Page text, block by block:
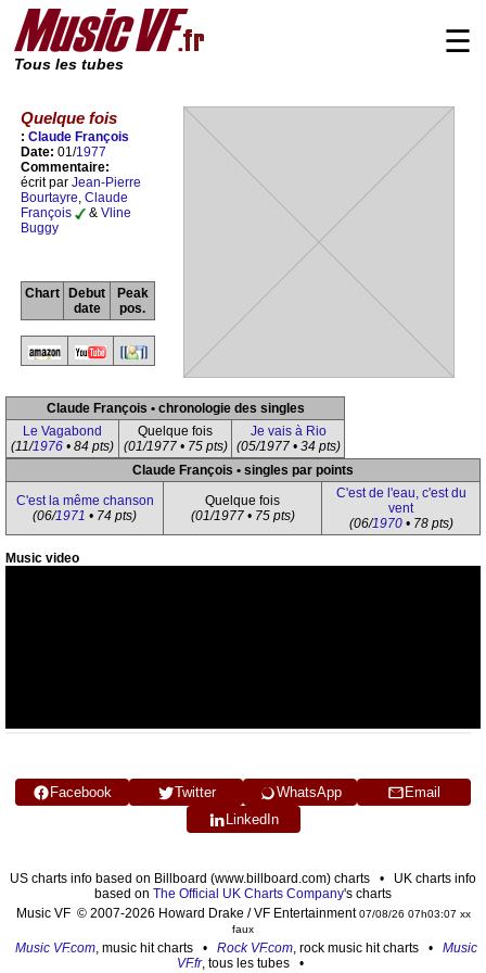
Tous les tubes
☰
Quelque fois
: Claude François
Date: 01/1977
Commentaire:
écrit par Jean-Pierre
Bourtayre, Claude
François
& Vline
Buggy
Chart
Debut
date
Peak
pos.
Claude François • chronologie des singles
Le Vagabond
(11/1976 • 84 pts)
Quelque fois
(01/1977 • 75 pts)
Je vais à Rio
(05/1977 • 34 pts)
Claude François • singles par points
C'est la même chanson
(06/1971 • 74 pts)
Quelque fois
(01/1977 • 75 pts)
C'est de l'eau, c'est du
vent
(06/1970• 78 pts)
Music video
Facebook Twitter WhatsApp
Email
LinkedIn
US charts info based on Billboard (www.billboard.com) charts • UK charts info
based on The Official UK Charts Company's charts
Music VF © 2007-2026 Howard Drake / VF Entertainment07/08/26 07h03:07 xx
faux
Music VF.com, music hit charts • Rock VF.com, rock music hit charts • Music
VF.fr, tous les tubes •